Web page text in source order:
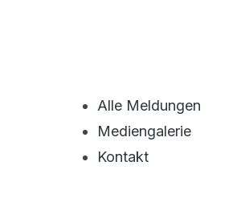
Alle Meldungen
Mediengalerie
Kontakt